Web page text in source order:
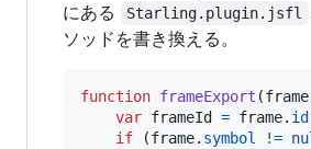
にある Starling.plugin.jsfl
ソッドを書き換える。
function frameExport (frame
var frameId = frame. id
if
(frame. symbol !=